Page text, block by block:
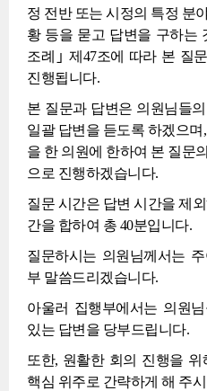
정 전반 또는 시정의 특정 분
황 등을 묻고 답변을 구하는
조례｣ 제47조에 따라 본 질
진행됩니다.
본 질문과 답변은 의원님들
일괄 답변을 듣도록 하겠으
을 한 의원에 한하여 본 질문
으로 진행하겠습니다.
질문 시간은 답변 시간을 제
간을 합하여 총 40분입니다.
질문하시는 의원님께서는
부 말씀드리겠습니다.
아울러 집행부에서는 의원
있는 답변을 당부드립니다.
또한, 원활한 회의 진행을
핵심 위주로 간략하게 해 주